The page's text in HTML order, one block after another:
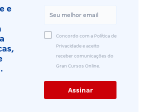
e
Concordo com a Política de
Privacidade e aceito
receber comunicações do
Gran Cursos Online.